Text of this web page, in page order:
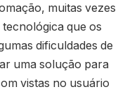
muitas vezes
que os
dificuldades de
uma solução para
vistas no usuário